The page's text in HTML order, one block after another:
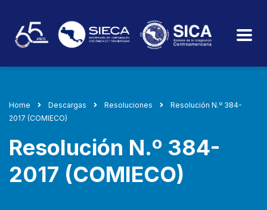
Home Descargas Resoluciones
Resolución N.º 384-
2017 (COMIECO)
Resolución N.º 384-
2017 (COMIECO)